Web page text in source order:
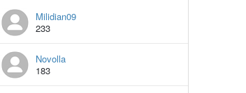
Milidian09
233
Novolla
183